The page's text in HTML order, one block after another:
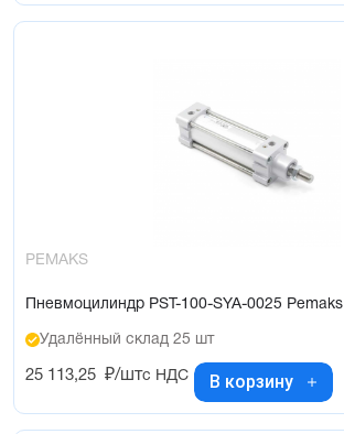
PEMAKS
Пневмоцилиндр PST-100-SYA-0025 Pemaks
Удалённый склад 25 шт
25 113,25 ₽/штс НДС В корзину